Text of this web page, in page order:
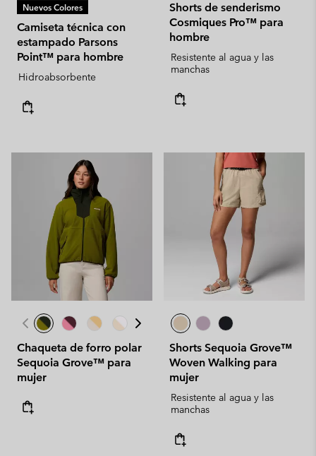
Nuevos Colores
Camiseta técnica con
estampado Parsons
Point™ para hombre
Hidroabsorbente
Shorts de senderismo
Cosmiques Pro™ para
hombre
Resistente al agua y las
manchas
Chaqueta de forro polar
Sequoia Grove™ para
mujer
Shorts Sequoia Grove™
Woven Walking para
mujer
Resistente al agua y las
manchas